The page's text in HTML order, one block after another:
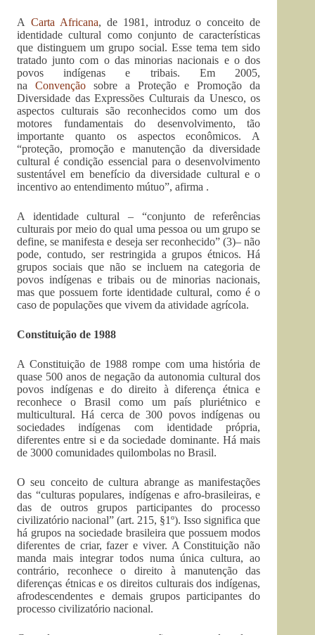
A Carta Africana, de 1981, introduz o conceito de
identidade cultural como conjunto de características
que distinguem um grupo social. Esse tema tem sido
tratado junto com o das minorias nacionais e o dos
povos indígenas e tribais. Em 2005,
naConvenção sobre a Proteção e Promoção da
Diversidade das Expressões Culturais da Unesco, os
aspectos culturais são reconhecidos como um dos
motores fundamentais do desenvolvimento, tão
importante quanto os aspectos econômicos. A
“proteção, promoção e manutenção da diversidade
cultural é condição essencial para o desenvolvimento
sustentável em benefício da diversidade cultural e o
incentivo ao entendimento mútuo”, afirma .
A identidade cultural – “conjunto de referências
culturais por meio do qual uma pessoa ou um grupo se
define, se manifesta e deseja ser reconhecido” (3)– não
pode, contudo, ser restringida a grupos étnicos. Há
grupos sociais que não se incluem na categoria de
povos indígenas e tribais ou de minorias nacionais,
mas que possuem forte identidade cultural, como é o
caso de populações que vivem da atividade agrícola.
Constituição de 1988
A Constituição de 1988 rompe com uma história de
quase 500 anos de negação da autonomia cultural dos
povos indígenas e do direito à diferença étnica e
reconhece o Brasil como um país pluriétnico e
multicultural. Há cerca de 300 povos indígenas ou
sociedades indígenas com identidade própria,
diferentes entre si e da sociedade dominante. Há mais
de 3000 comunidades quilombolas no Brasil.
O seu conceito de cultura abrange as manifestações
das “culturas populares, indígenas e afro-brasileiras, e
das de outros grupos participantes do processo
civilizatório nacional” (art. 215, §1º). Isso significa que
há grupos na sociedade brasileira que possuem modos
diferentes de criar, fazer e viver. A Constituição não
manda mais integrar todos numa única cultura, ao
contrário, reconhece o direito à manutenção das
diferenças étnicas e os direitos culturais dos indígenas,
afrodescendentes e demais grupos participantes do
processo civilizatório nacional.